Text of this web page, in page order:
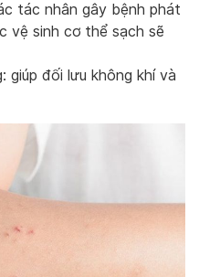
tác nhân gây bệnh phát
vệ sinh cơ thể sạch sẽ
giúp đối lưu không khí và